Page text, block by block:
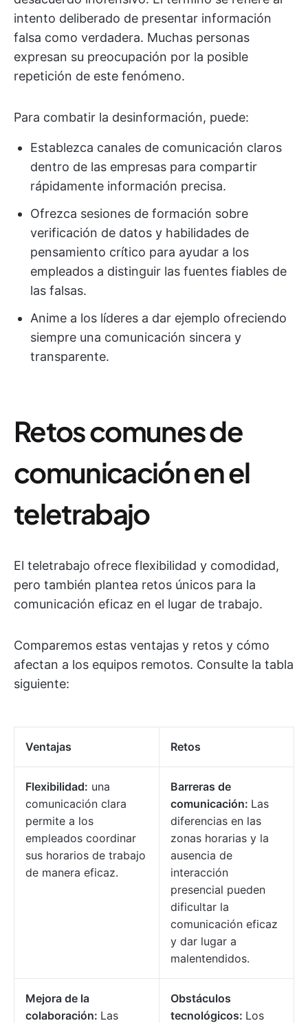
intento deliberado de presentar información
falsa como verdadera. Muchas personas
expresan su preocupación por la posible
repetición de este fenómeno.
Para combatir la desinformación, puede:
Establezca canales de comunicación claros
dentro de las empresas para compartir
rápidamente información precisa.
Ofrezca sesiones de formación sobre
verificación de datos y habilidades de
pensamiento crítico para ayudar a los
empleados a distinguir las fuentes fiables de
las falsas.
Anime a los líderes a dar ejemplo ofreciendo
siempre una comunicación sincera y
transparente.
Retos comunes de
comunicación en el
teletrabajo
El teletrabajo ofrece flexibilidad y comodidad,
pero también plantea retos únicos para la
comunicación eficaz en el lugar de trabajo.
Comparemos estas ventajas y retos y cómo
afectan a los equipos remotos. Consulte la tabla
siguiente:
Ventajas Retos
Flexibilidad: una
comunicación clara
permite a los
empleados coordinar
sus horarios de trabajo
de manera eficaz.
Barreras de
comunicación: Las
diferencias en las
zonas horarias y la
ausencia de
interacción
presencial pueden
dificultar la
comunicación eficaz
y dar lugar a
malentendidos.
Mejora de la
colaboración: Las
Obstáculos
tecnológicos: Los